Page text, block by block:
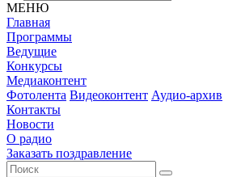
МЕНЮ
Главная
Программы
Ведущие
Конкурсы
Медиаконтент
Фотолента Видеоконтент Аудио-архив
Контакты
Новости
О радио
Заказать поздравление